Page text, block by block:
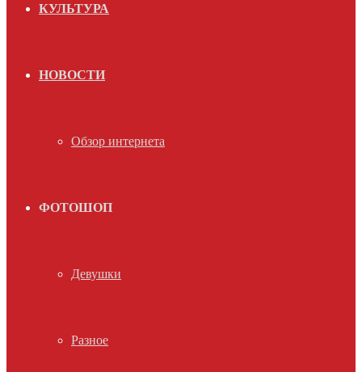
КУЛЬТУРА
НОВОСТИ
Обзор интернета
ФОТОШОП
Девушки
Разное